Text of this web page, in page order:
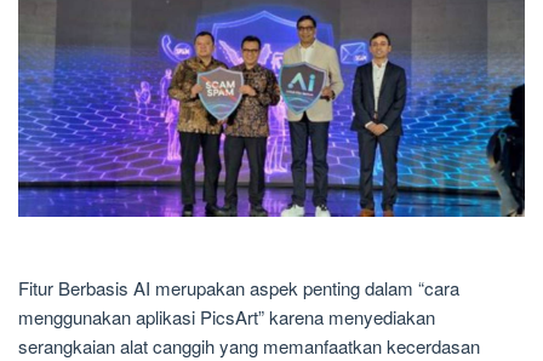
Fitur Berbasis AI merupakan aspek penting dalam “cara
menggunakan aplikasi PicsArt” karena menyediakan
serangkaian alat canggih yang memanfaatkan kecerdasan